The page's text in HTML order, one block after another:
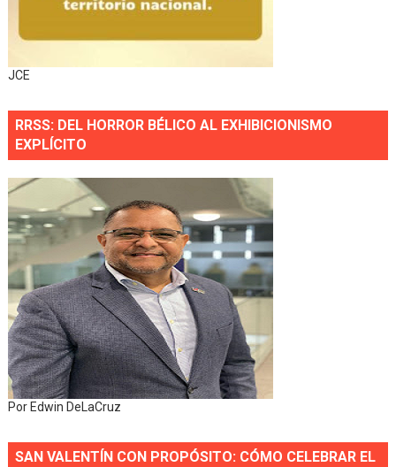
JCE
RRSS: DEL HORROR BÉLICO AL EXHIBICIONISMO
EXPLÍCITO
Por Edwin DeLaCruz
SAN VALENTÍN CON PROPÓSITO: CÓMO CELEBRAR EL